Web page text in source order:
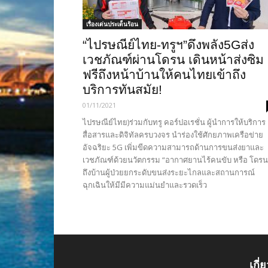
เรื่องเด่นประเด็นร้อน
“ไปรษณีย์ไทย-ทรูฯ”ดึงพลัง5Gส่ง
เวชภัณฑ์ผ่านโดรน เดินหน้าส่งซิม
ฟรีถึงหน้าบ้านให้คนไทยเข้าถึง
บริการทันสมัย!
01/11/2021
ไปรษณีย์ไทย)ร่วมกับทรู คอร์ปอเรชั่น ผู้นำการให้บริการ
สื่อสารและดิจิทัลครบวงจร นำร่องใช้ศักยภาพเครือข่าย
อัจฉริยะ 5G เพิ่มขีดความสามารถด้านการขนส่งยาและ
เวชภัณฑ์ด้วยนวัตกรรม “อากาศยานไร้คนขับ หรือ โดร
ถึงบ้านผู้ป่วยยกระดับขนส่งระยะไกลและสถานการณ์
ฉุกเฉินให้มีมีความแม่นยำและรวดเร็ว
เกี่